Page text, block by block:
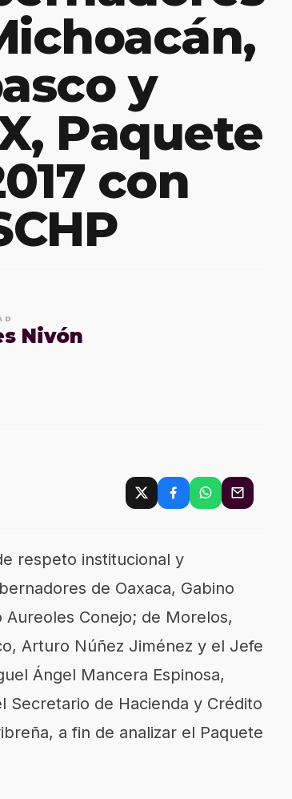
y
Paquete
con
Nivón
respeto institucional y
de Oaxaca, Gabino
Conejo; de Morelos,
Arturo Núñez Jiménez y el Jefe
Ángel Mancera Espinosa,
de Hacienda y Crédito
a fin de analizar el Paquete